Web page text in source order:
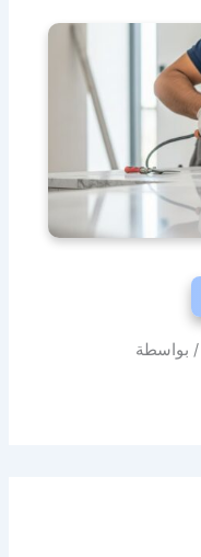
/ بواسطة